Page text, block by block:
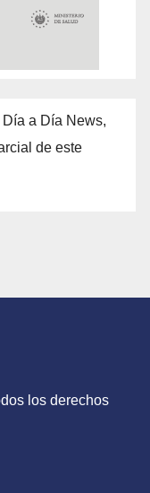
a Día News,
de este
los derechos